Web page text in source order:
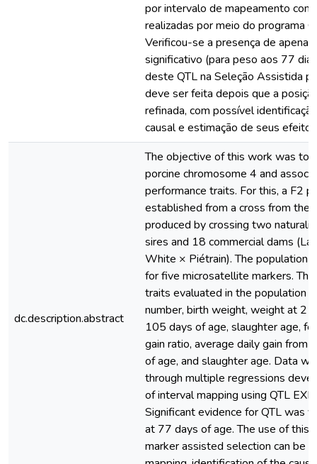
por intervalo de mapeamento com
realizadas por meio do programa
Verificou-se a presença de apenas
significativo (para peso aos 77
deste QTL na Seleção Assistida
deve ser feita depois que a
refinada, com possível
causal e estimação de seus
dc.description.abstract
The objective of this work was to
porcine chromosome 4 and
performance traits. For this, a F2
established from a cross from the
produced by crossing two
sires and 18 commercial dams
White × Piétrain). The population
for five microsatellite markers.
traits evaluated in the population
number, birth weight, weight at
105 days of age, slaughter age,
gain ratio, average daily gain from
of age, and slaughter age. Data
through multiple regressions
of interval mapping using QTL
Significant evidence for QTL was
at 77 days of age. The use of this
marker assisted selection can be